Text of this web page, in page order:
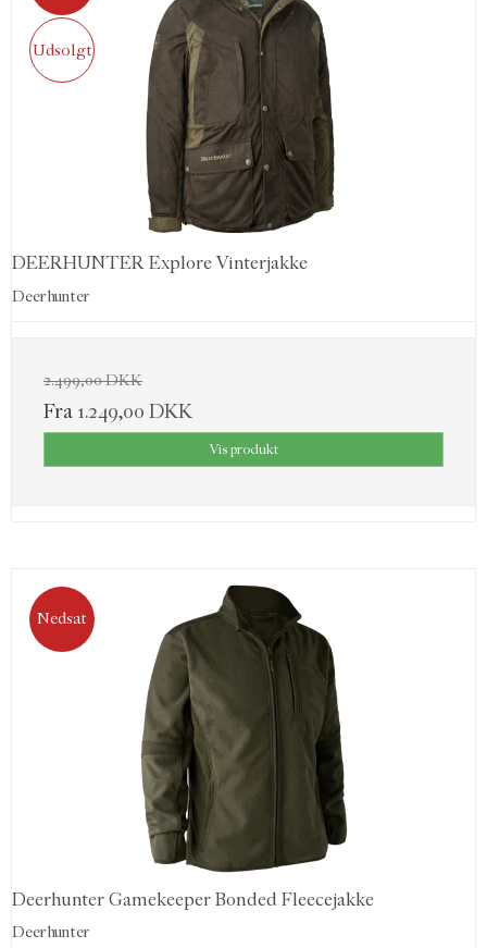
Udsolgt
DEERHUNTER Explore Vinterjakke
Deerhunter
2.499,00 DKK
Fra 1.249,00 DKK
Vis produkt
Nedsat
Deerhunter Gamekeeper Bonded Fleecejakke
Deerhunter